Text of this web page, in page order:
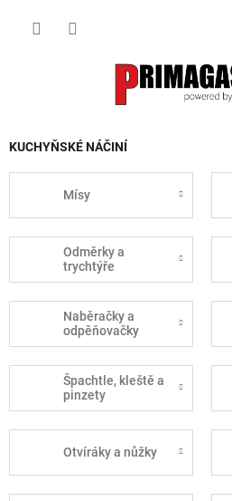
KUCHYŇSKÉ NÁČINÍ
Mísy
Odměrky a
trychtýře
Naběračky a
odpěňovačky
Špachtle, kleště a
pinzety
Otvíráky a nůžky